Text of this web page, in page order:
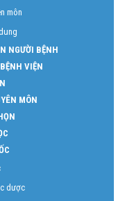
môn
NGƯỜI BỆNH
VIỆN
MÔN
dược